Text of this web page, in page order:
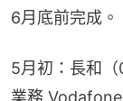
6月底前完成。
5月初：長和
業務